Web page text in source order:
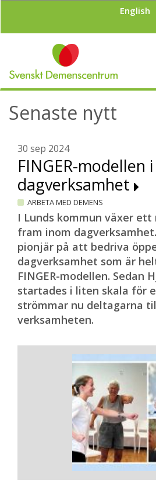
l
English
Senaste nytt
30 sep 2024
FINGER-modellen
dagverksamhet
ARBETA MED DEMENS
I Lunds kommun växer
fram inom
pionjär på att bedriva
dagverksamhet som är
FINGER-modellen. Sedan
startades i liten skala för
strömmar nu deltagarna
verksamheten.